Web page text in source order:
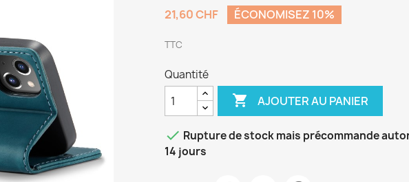
21,60 CHF
ÉCONOMISEZ 10%
TTC
Quantité
 AJOUTER AU PANIER
 Rupture de stock mais précommande
14 jours